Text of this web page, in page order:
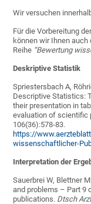
Wir versuchen
Für die Vorbereitung
können wir Ihnen
Reihe “Bewertung
Deskriptive Statistik
Spriestersbach A,
Descriptive Statistics:
their presentation in
evaluation of scientific
106(36):578-83.
https://
wissenschaftlicher-
Interpretation der
Sauerbrei W, Blettner
and problems – Part 9
publications. Dtsch